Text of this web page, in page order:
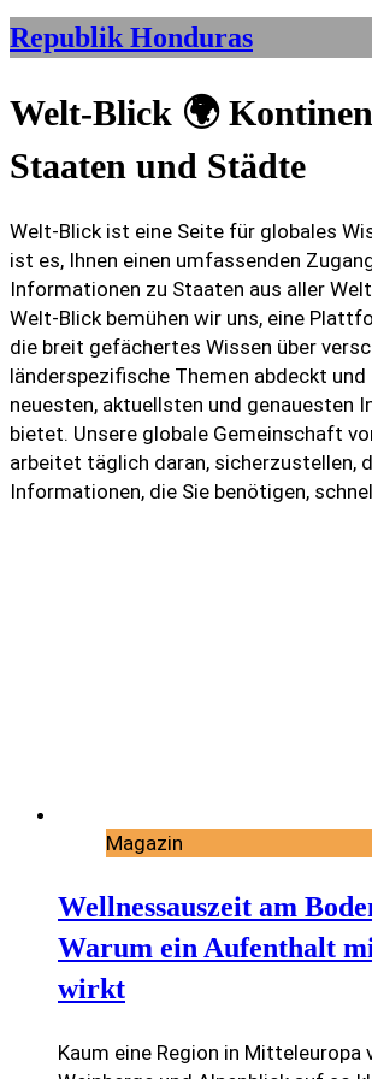
Republik Honduras
Welt-Blick 🌍
Staaten und Städte
Welt-Blick ist eine Seite für globales
ist es, Ihnen einen umfassenden
Informationen zu Staaten aus aller
Welt-Blick bemühen wir uns, eine
die breit gefächertes Wissen über
länderspezifische Themen abdeckt und
neuesten, aktuellsten und genauesten
bietet. Unsere globale Gemeinschaft
arbeitet täglich daran, sicherzustellen,
Informationen, die Sie benötigen,
Magazin
Wellnessauszeit am
Warum ein Aufenthalt
wirkt
Kaum eine Region in Mitteleuropa